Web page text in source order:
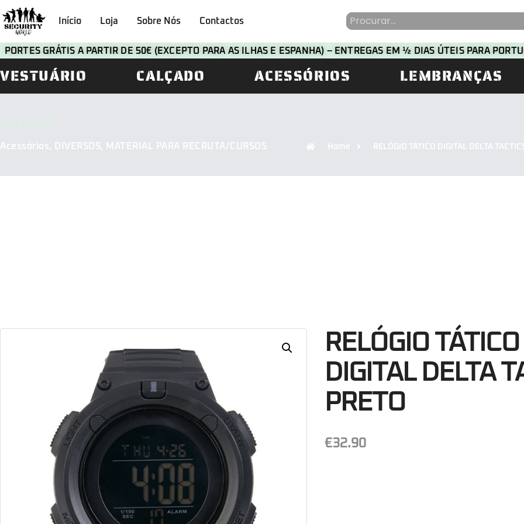
Início Loja Sobre Nós Contactos
PORTES GRÁTIS A PARTIR DE 50€ (EXCEPTO PARA AS ILHAS E ESPANHA) – ENTREGAS EM ½ DIAS ÚTEIS PARA
VESTUÁRIO CALÇADO ACESSÓRIOS LEMBRANÇAS
Acessórios, DIVERSOS, MATERIAL PARA RECRUTA/CURSOS Home RELÓGIO TÁTICO DIGITAL DELTA
RELÓGIO TÁTICO
DIGITAL DELTA
PRETO
€32.90